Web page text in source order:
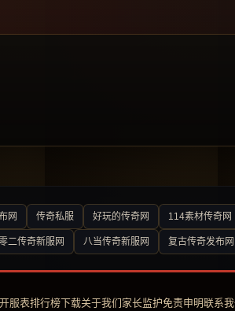
网 传奇私服 好玩的传奇网 114素材传奇网
二传奇新服网 八当传奇新服网 复古传奇发布网
服表排行榜下载关于我们 家长监护免责申明联系我